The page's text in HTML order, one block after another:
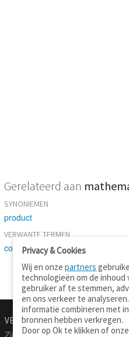
Gerelateerd aan
SYNONIEMEN
product
VERWANTE TERMEN
consequence-number
VERTALEN.NU
Zinnen vertalen
Privacy & Cookies
Wij en onzepartners
technologieën om de inhoud
gebruiker af te stemmen,
en ons verkeer te
informatie combineren met
bronnen hebben verkregen.
Door op Ok te klikken of